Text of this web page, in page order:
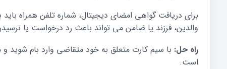
برای دریافت گواهی امضای دیجیتال، شماره تلفن همراه
والدین، فرزند یا ضامن می تواند باعث رد درخواست یا
راه حل: با سیم کارت متعلق به خود متقاضی وارد بام شوید
است.